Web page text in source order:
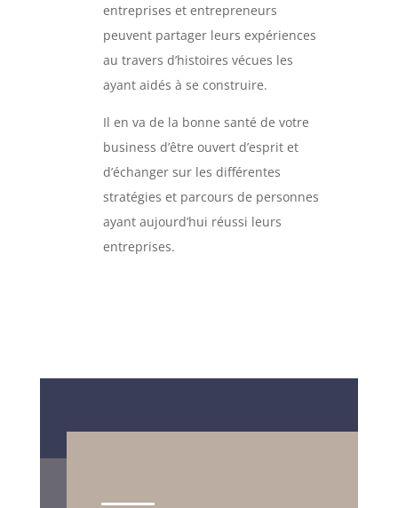
entreprises et entrepreneurs
peuvent partager leurs expériences
au travers d’histoires vécues les
ayant aidés à se construire.
Il en va de la bonne santé de votre
business d’être ouvert d’esprit et
d’échanger sur les différentes
stratégies et parcours de personnes
ayant aujourd’hui réussi leurs
entreprises.